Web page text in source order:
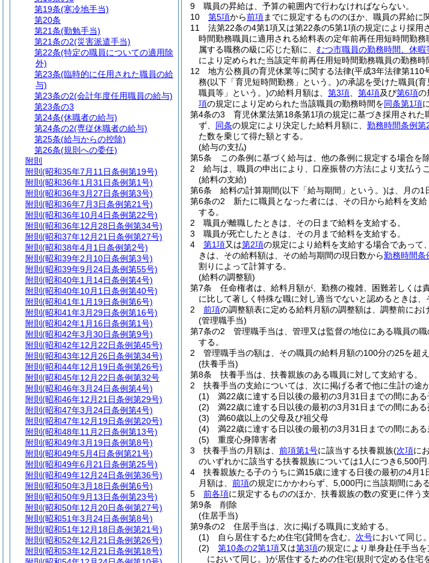
9
職員の昇給は、予算の範囲内で行わなければならない。
10
第5項から前項までに規定するもののほか、職員の昇給に
11
法第22条の4第1項又は第22条の5第1項の規定により採用
時間勤務職員に適用される給料表の定年前再任用短時間勤務
属する職務の級に応じた額に、 むつ市職員の勤務時間、休暇
により定められた当該定年前再任用短時間勤務職員の勤務時
12
地方公務員の育児休業等に関する法律(平成3年法律第110
務(以下「育児短時間勤務」という。)の承認を受けた職員(育
職員等」という。)の給料月額は、 第3項 第4項及び第6項の
項の規定により定められた当該職員の勤務時間を同条第1項
第4条の3
育児休業法第18条第1項の規定に基づき採用された
ず、 同条の規定により決定した給料月額に、 勤務時間条例第
た数を乗じて得た額とする。
(給与の支払)
第5条
この条例に基づく給与は、他の条例に規定する場合を
2
給与は、職員の申出により、口座振替の方法により支払う
(給料の支給)
第6条
給料の計算期間(以下「給与期間」という。)は、月の1
第6条の2
新たに職員となった者には、その日から給料を支
する。
2
職員が離職したときは、その日まで給料を支給する。
3
職員が死亡したときは、その月まで給料を支給する。
4
第1項又は第2項の規定により給料を支給する場合であって
きは、その給料額は、その給与期間の現日数から勤務時間条
割りによって計算する。
(給料の調整額)
第7条
任命権者は、給料月額が、勤務の複雑、困難若しくは
に比して著しく特殊な職に対し適当でないと認めるときは
2
前項の調整額表に定める給料月額の調整額は、調整前にお
(管理職手当)
第7条の2
管理職手当は、管理又は監督の地位にある職員の
する。
2
管理職手当の額は、その職員の給料月額の100分の25を超え
(扶養手当)
第8条
扶養手当は、扶養親族のある職員に対して支給する。
2
扶養手当の支給については、次に掲げる者で他に生計の途
(1)
満22歳に達する日以後の最初の3月31日までの間にある
(2)
満22歳に達する日以後の最初の3月31日までの間にある
(3)
満60歳以上の父母及び祖父母
(4)
満22歳に達する日以後の最初の3月31日までの間にある
(5)
重度心身障害者
3
扶養手当の月額は、 前項第1号に該当する扶養親族(次項に
のいずれかに該当する扶養親族については1人につき6,500円
4
扶養親族たる子のうちに満15歳に達する日後の最初の4月
月額は、 前項の規定にかかわらず、5,000円に当該期間にあ
5
前各項に規定するもののほか、扶養親族の数の変更に伴う
第9条
削除
(住居手当)
第9条の2
住居手当は、次に掲げる職員に支給する。
(1)
自ら居住するため住宅(貸間を含む。 次号において同じ
(2)
第10条の2第1項又は第3項の規定により単身赴任手当
において同じ。)が居住するための住宅(規則で定める住宅
第19条(寒冷地手当)
第20条
第21条(勤勉手当)
第21条の2(災害派遣手当)
第22条(特定の職員についての適用除
外)
第23条(臨時的に任用された職員の給
与)
第23条の2(会計年度任用職員の給与)
第23条の3
第24条(休職者の給与)
第24条の2(専従休職者の給与)
第25条(給与からの控除)
第26条(規則への委任)
附則
附則 (昭和35年7月11日条例第19号)
附則 (昭和36年1月31日条例第1号)
附則 (昭和36年3月27日条例第3号)
附則 (昭和36年7月3日条例第21号)
附則 (昭和36年10月4日条例第22号)
附則 (昭和36年12月28日条例第34号)
附則 (昭和37年12月21日条例第27号)
附則 (昭和38年4月1日条例第2号)
附則 (昭和39年2月10日条例第3号)
附則 (昭和39年9月24日条例第55号)
附則 (昭和40年1月14日条例第4号)
附則 (昭和40年10月1日条例第40号)
附則 (昭和41年1月19日条例第6号)
附則 (昭和41年3月29日条例第16号)
附則 (昭和42年1月16日条例第1号)
附則 (昭和42年3月30日条例第9号)
附則 (昭和42年12月22日条例第45号)
附則 (昭和43年12月26日条例第34号)
附則 (昭和44年12月19日条例第26号)
附則 (昭和45年12月22日条例第32号
附則 (昭和46年3月24日条例第4号)
附則 (昭和46年12月21日条例第29号)
附則 (昭和47年3月24日条例第4号)
附則 (昭和47年12月19日条例第20号)
附則 (昭和48年11月2日条例第13号)
附則 (昭和49年3月19日条例第8号)
附則 (昭和49年5月4日条例第21号)
附則 (昭和49年6月21日条例第25号)
附則 (昭和49年12月24日条例第36号)
附則 (昭和50年3月18日条例第6号)
附則 (昭和50年9月13日条例第23号)
附則 (昭和50年12月20日条例第27号)
附則 (昭和51年3月24日条例第8号)
附則 (昭和51年12月18日条例第21号)
附則 (昭和52年12月21日条例第26号)
附則 (昭和53年12月21日条例第18号)